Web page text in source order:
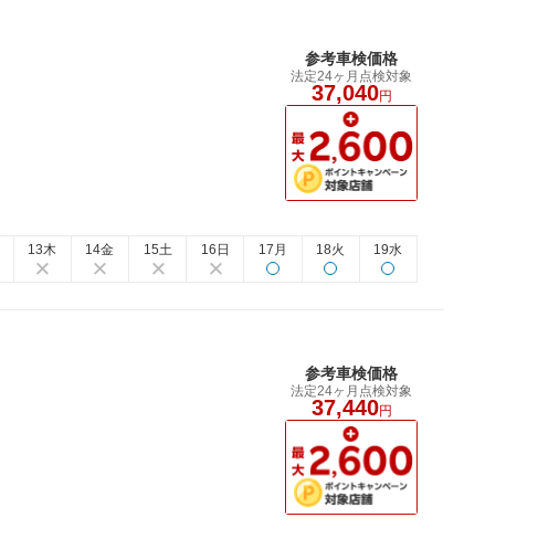
参考車検価格
法定24ヶ月点検対象
37,040円
13木 14金 15土 16日 17月 18火 19水
参考車検価格
法定24ヶ月点検対象
37,440円